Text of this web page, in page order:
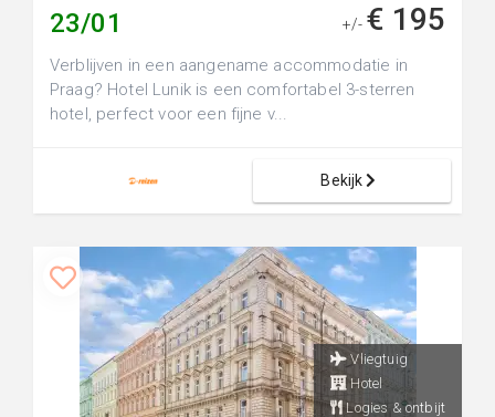
23/01 +/- € 195
Verblijven in een aangename accommodatie in
Praag? Hotel Lunik is een comfortabel 3-sterren
hotel, perfect voor een fijne v...
Bekijk
Vliegtuig
Hotel
Logies & ontbijt